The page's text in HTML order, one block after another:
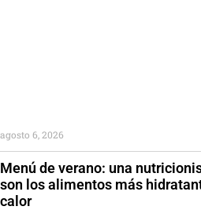
Menú de verano: una
son los alimentos más
calor
agosto 6, 2026